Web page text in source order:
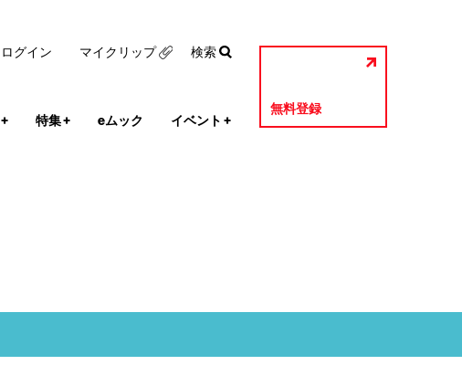
+ 特集+ eムック イベント +
無料登録
ログイン マイクリップ 検索